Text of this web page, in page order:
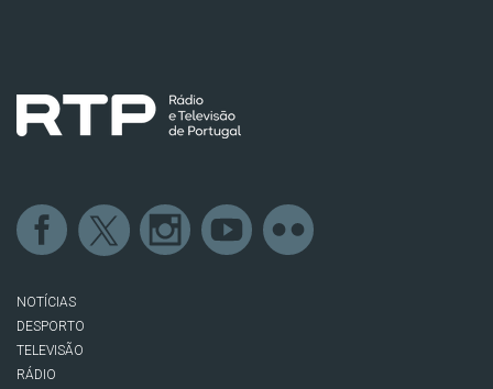
NOTÍCIAS
DESPORTO
TELEVISÃO
RÁDIO